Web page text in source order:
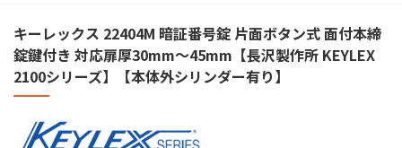
キーレックス 22404M 暗証番号錠 片面ボタン式 面付本締
錠鍵付き 対応扉厚30mm〜45mm【長沢製作所 KEYLEX
2100シリーズ】【本体外シリンダー有り】